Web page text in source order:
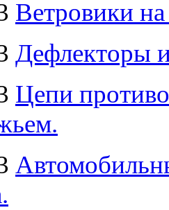
Ветровики
Дефлекторы
Цепи